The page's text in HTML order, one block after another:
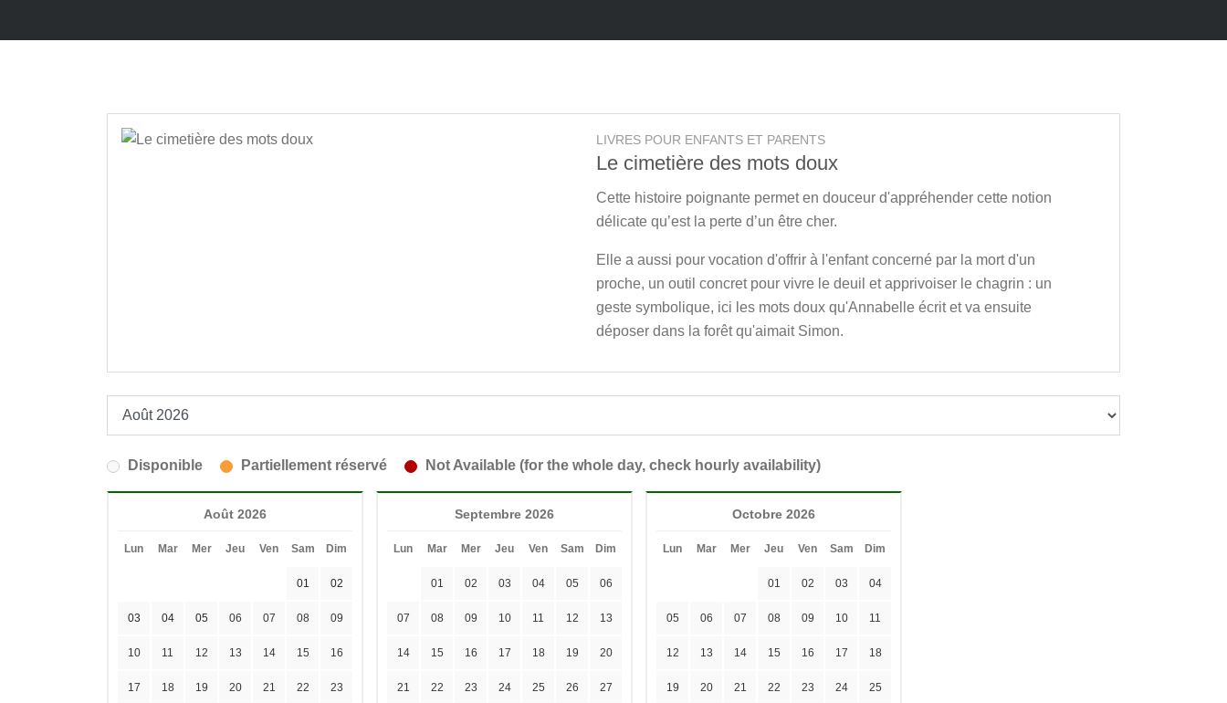
LIVRES POUR ENFANTS ET PARENTS
Le cimetière des mots doux
Cette histoire poignante permet en douceur d'appréhender cette notion
délicate qu’est la perte d’un être cher.
Elle a aussi pour vocation d'offrir à l'enfant concerné par la mort d'un
proche, un outil concret pour vivre le deuil et apprivoiser le chagrin : un
geste symbolique, ici les mots doux qu'Annabelle écrit et va ensuite
déposer dans la forêt qu'aimait Simon.
Disponible Partiellement réservé Not Available (for the whole day, check hourly availability)
Août 2026
Lun Mar Mer Jeu Ven Sam Dim
01 02
03 04 05 06 07 08 09
10 11 12 13 14 15 16
17 18 19 20 21 22 23
Septembre 2026
Lun Mar Mer Jeu Ven Sam Dim
01 02 03 04 05 06
07 08 09 10 11 12 13
14 15 16 17 18 19 20
21 22 23 24 25 26 27
Octobre 2026
Lun Mar Mer Jeu Ven Sam Dim
01 02 03 04
05 06 07 08 09 10 11
12 13 14 15 16 17 18
19 20 21 22 23 24 25